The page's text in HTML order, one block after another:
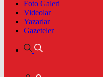
Foto Galeri
Videolar
Yazarlar
Gazeteler